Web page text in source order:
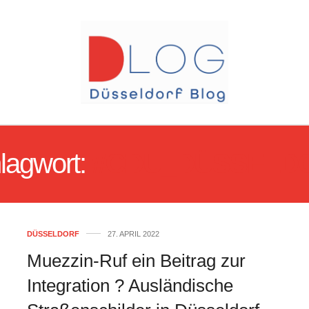
DÜSSELDORF 27. APRIL 2022
Muezzin-Ruf ein Beitrag zur
Integration ? Ausländische